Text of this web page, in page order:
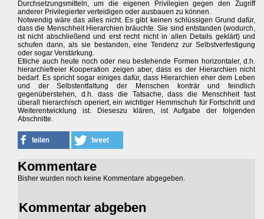
Durchsetzungsmitteln, um die eigenen Privilegien gegen den Zugriff
anderer Privilegierter verteidigen oder ausbauen zu können.
Notwendig wäre das alles nicht. Es gibt keinen schlüssigen Grund dafür,
dass die Menschheit Hierarchien bräuchte. Sie sind entstanden (wodurch,
ist nicht abschließend und erst recht nicht in allen Details geklärt) und
schufen dann, als sie bestanden, eine Tendenz zur Selbstverfestigung
oder sogar Verstärkung.
Etliche auch heute noch oder neu bestehende Formen horizontaler, d.h.
hierarchiefreier Kooperation zeigen aber, dass es der Hierarchien nicht
bedarf. Es spricht sogar einiges dafür, dass Hierarchien eher dem Leben
und der Selbstentfaltung der Menschen konträr und feindlich
gegenüberstehen, d.h. dass die Tatsache, dass die Menschheit fast
überall hierarchisch operiert, ein wichtiger Hemmschuh für Fortschritt und
Weiterentwicklung ist. Dieseszu klären, ist Aufgabe der folgenden
Abschnitte.
Kommentare
Bisher wurden noch keine Kommentare abgegeben.
Kommentar abgeben